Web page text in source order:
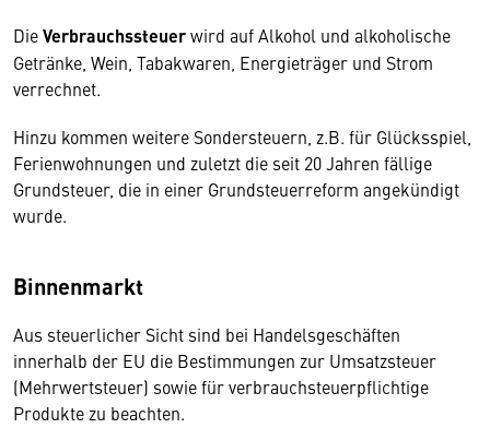
DieVerbrauchssteuerwird auf Alkohol und alkoholische
Getränke, Wein, Tabakwaren, Energieträger und Strom
verrechnet.
Hinzu kommen weitere Sondersteuern, z.B. für Glücksspiel,
Ferienwohnungen und zuletzt die seit 20 Jahren fällige
Grundsteuer, die in einer Grundsteuerreform angekündigt
wurde.
Binnenmarkt
Aus steuerlicher Sicht sind bei Handelsgeschäften
innerhalb der EU die Bestimmungen zur Umsatzsteuer
(Mehrwertsteuer) sowie für verbrauchsteuerpflichtige
Produkte zu beachten.